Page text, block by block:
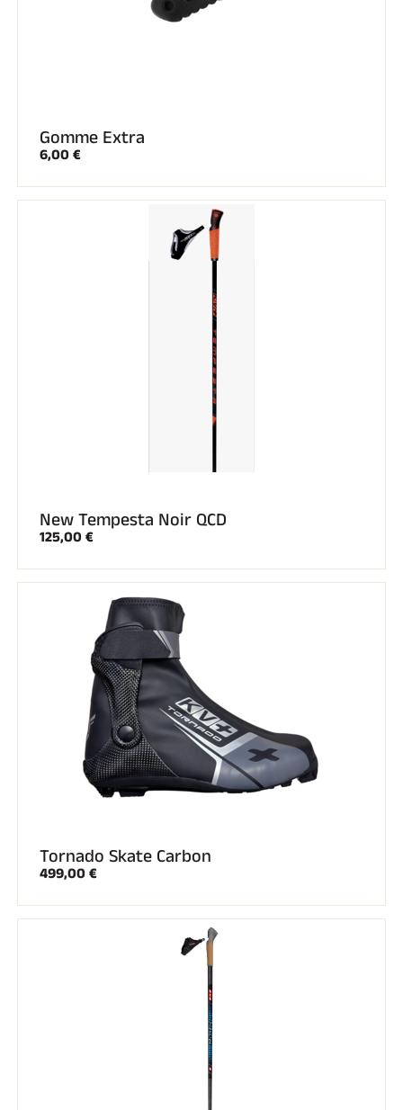
Gomme Extra
6,00 €
New Tempesta Noir QCD
125,00 €
Tornado Skate Carbon
499,00 €